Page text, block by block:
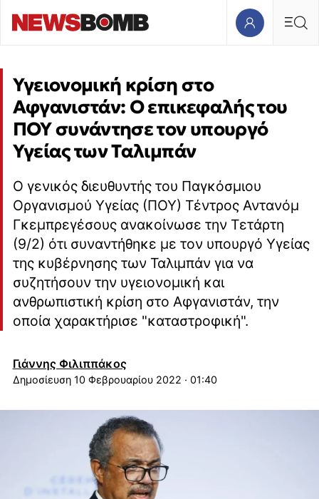
Υγειονομική κρίση στο
Αφγανιστάν: Ο επικεφαλής του
ΠΟΥ συνάντησε τον υπουργό
Υγείας των Ταλιμπάν
Ο γενικός διευθυντής του Παγκόσμιου
Οργανισμού Υγείας (ΠΟΥ) Τέντρος Αντανόμ
Γκεμπρεγέσους ανακοίνωσε την Τετάρτη
(9/2) ότι συναντήθηκε με τον υπουργό Υγείας
της κυβέρνησης των Ταλιμπάν για να
συζητήσουν την υγειονομική και
ανθρωπιστική κρίση στο Αφγανιστάν, την
οποία χαρακτήρισε "καταστροφική".
Γιάννης Φιλιππάκος
10 Φεβρουαρίου 2022 · 01:40